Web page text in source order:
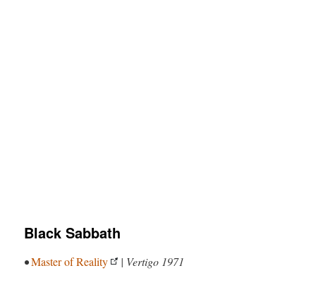
Black Sabbath
•Master of Reality | Vertigo 1971